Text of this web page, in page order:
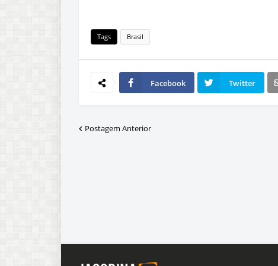
Tags Brasil
Facebook Twitter
Postagem Anterior